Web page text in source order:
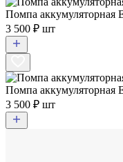
Помпа аккумуляторная
3 500 ₽ шт
Помпа аккумуляторная
3 500 ₽ шт